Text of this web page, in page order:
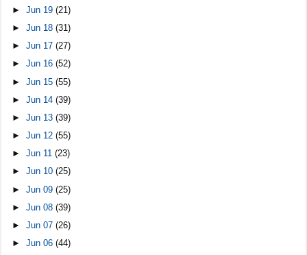
►Jun 19(21)
►Jun 18(31)
►Jun 17(27)
►Jun 16(52)
►Jun 15(55)
►Jun 14(39)
►Jun 13(39)
►Jun 12(55)
►Jun 11(23)
►Jun 10(25)
►Jun 09(25)
►Jun 08(39)
►Jun 07(26)
►Jun 06(44)